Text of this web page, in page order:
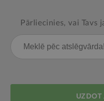
Pārliecinies, vai Tavs
UZDOT